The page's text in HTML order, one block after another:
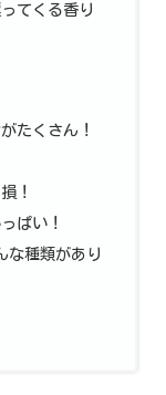
てくる香り
たくさん！
！
ぱい！
な種類があり